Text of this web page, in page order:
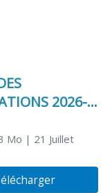
2026-
Mo | 21 Juillet